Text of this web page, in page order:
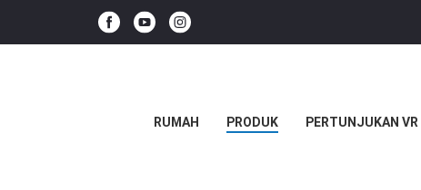
RUMAH PRODUK PERTUNJUKAN VR